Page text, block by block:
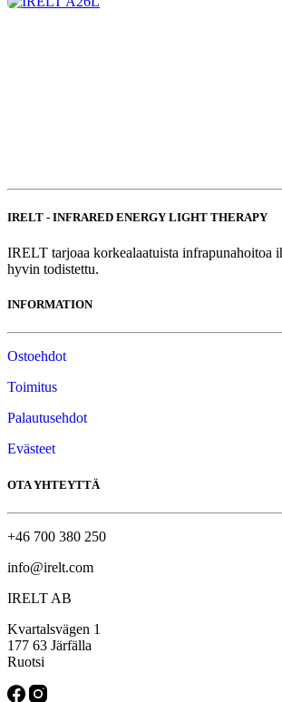
IRELT - INFRARED ENERGY LIGHT THERAPY
IRELT tarjoaa korkealaatuista
hyvin todistettu.
INFORMATION
Ostoehdot
Toimitus
Palautusehdot
Evästeet
OTA YHTEYTTÄ
+46 700 380 250
info@irelt.com
IRELT AB
Kvartalsvägen 1
177 63 Järfälla
Ruotsi